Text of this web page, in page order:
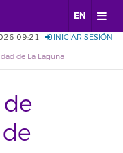
EN
09:21 INICIAR SESIÓN
de La Laguna